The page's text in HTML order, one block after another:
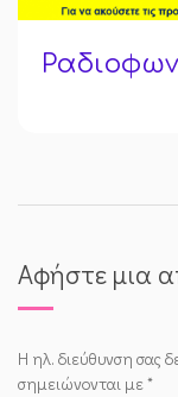
Αφήστε μια
Η ηλ. διεύθυνση σας
σημειώνονται με*